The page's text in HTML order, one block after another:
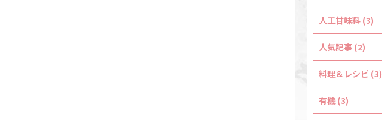
人工甘味料 (3)
人気記事 (2)
料理＆レシピ (3)
有機 (3)